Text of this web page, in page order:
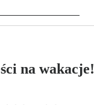
na wakacje!